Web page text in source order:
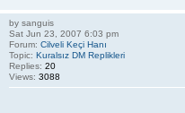
by sanguis
Sat Jun 23, 2007 6:03 pm
Forum: Cilveli Keçi Hanı
Topic: Kuralsız DM Replikleri
Replies: 20
Views: 3088